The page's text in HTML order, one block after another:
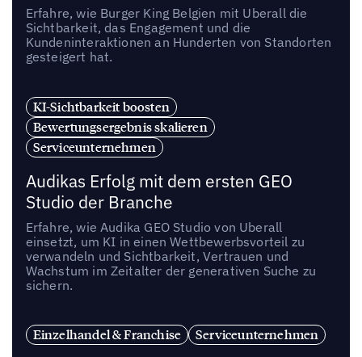
Erfahre, wie Burger King Belgien mit Uberall die
Sichtbarkeit, das Engagement und die
Kundeninteraktionen an Hunderten von Standorten
gesteigert hat.
KI-Sichtbarkeit boosten
Bewertungsergebnis skalieren
Serviceunternehmen
Audikas Erfolg mit dem ersten GEO
Studio der Branche
Erfahre, wie Audika GEO Studio von Uberall
einsetzt, um KI in einen Wettbewerbsvorteil zu
verwandeln und Sichtbarkeit, Vertrauen und
Wachstum im Zeitalter der generativen Suche zu
sichern.
Einzelhandel & Franchise Serviceunternehmen